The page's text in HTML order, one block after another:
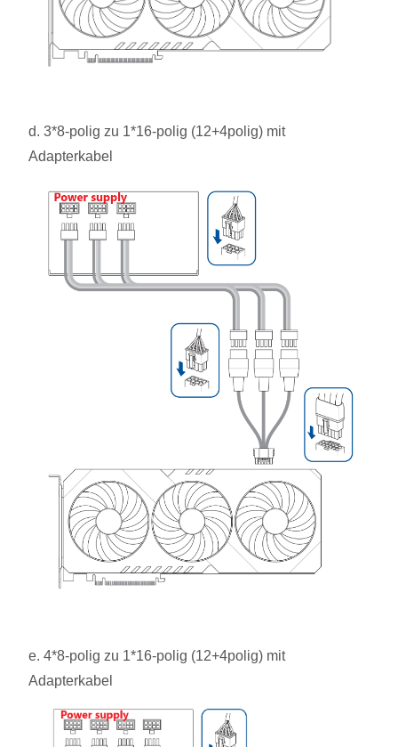
d. 3*8-polig zu 1*16-polig (12+4polig) mit
Adapterkabel
e. 4*8-polig zu 1*16-polig (12+4polig) mit
Adapterkabel